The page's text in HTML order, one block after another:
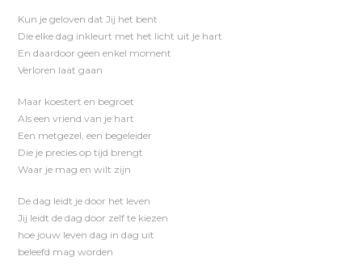
Kun je geloven dat Jij het bent
Die elke dag inkleurt met het licht uit je hart
En daardoor geen enkel moment
Verloren laat gaan
Maar koestert en begroet
Als een vriend van je hart
Een metgezel, een begeleider
Die je precies op tijd brengt
Waar je mag en wilt zijn
De dag leidt je door het leven
Jij leidt de dag door zelf te kiezen
hoe jouw leven dag in dag uit
beleefd mag worden